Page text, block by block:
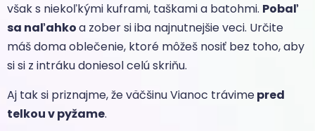
však s niekoľkými kuframi, taškami a batohmi. Pobaľ
sa naľahkoa zober si iba najnutnejšie veci. Určite
máš doma oblečenie, ktoré môžeš nosiť bez toho, aby
si si z intráku doniesol celú skriňu.
Aj tak si priznajme, že väčšinu Vianoc trávimepred
telkou v pyžame.